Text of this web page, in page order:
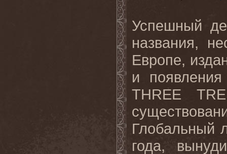
Успешный
названия,
Европе,
и
THREE
Глобальный
года,